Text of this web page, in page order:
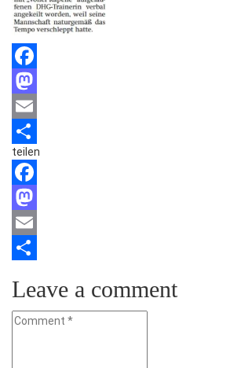
Facebook
Mastodon
Email
Teilen
teilen
Facebook
Mastodon
Email
Leave a comment